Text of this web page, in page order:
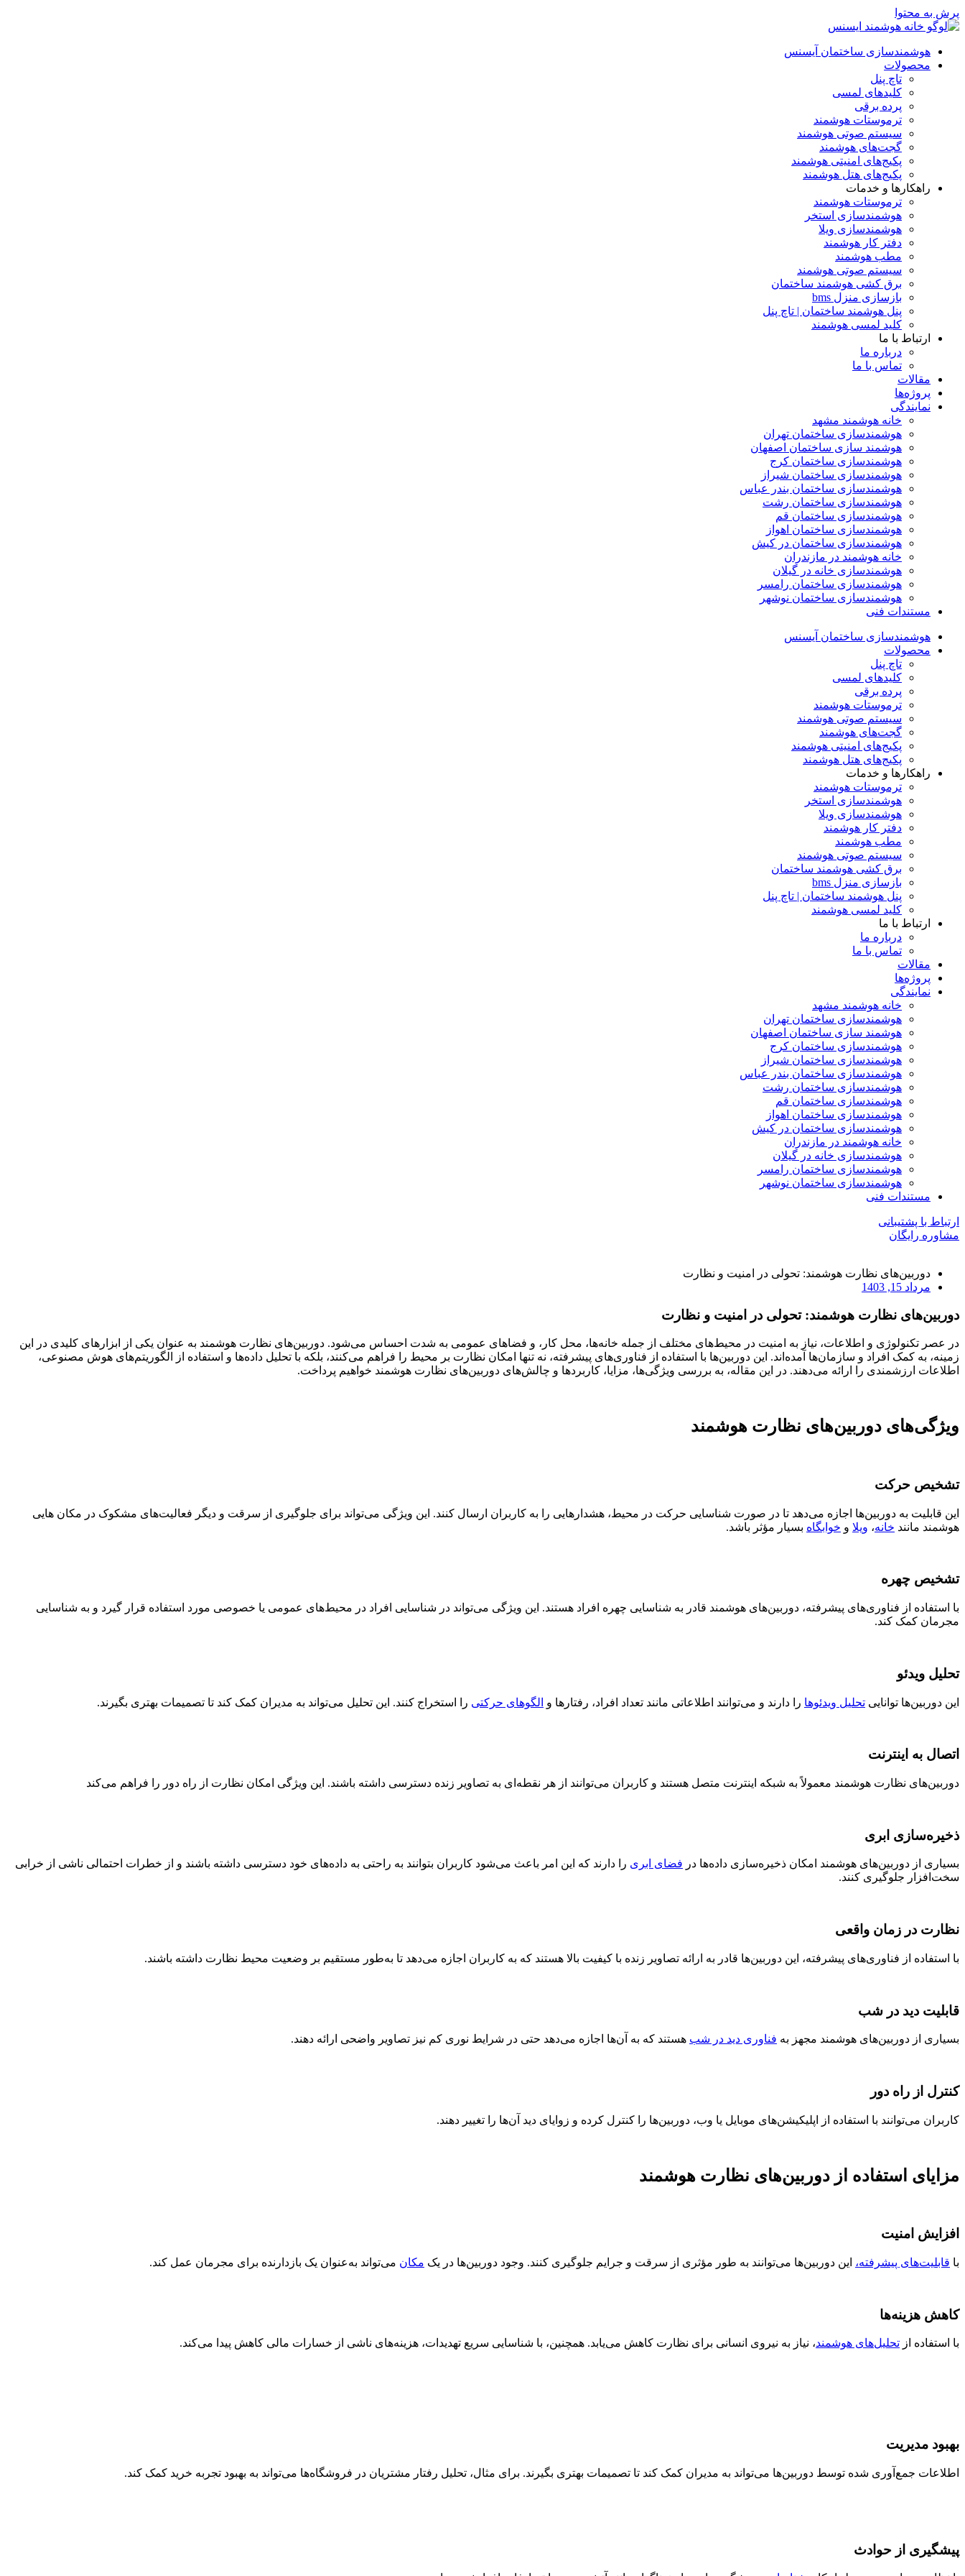
پرش به محتوا
هوشمندسازی ساختمان آیسنس
محصولات
تاچ پنل
کلیدهای لمسی
پرده برقی
ترموستات هوشمند
سیستم صوتی هوشمند
گجت‌های هوشمند
پکیج‌های امنیتی هوشمند
پکیج‌های هتل هوشمند
راهکارها و خدمات
ترموستات هوشمند
هوشمندسازی استخر
هوشمندسازی ویلا
دفتر کار هوشمند
مطب هوشمند
سیستم صوتی هوشمند
برق کشی هوشمند ساختمان
بازسازی منزل bms
پنل هوشمند ساختمان | تاچ پنل
کلید لمسی هوشمند
ارتباط با ما
درباره ما
تماس با ما
مقالات
پروژه‌ها
نمایندگی
خانه هوشمند مشهد
هوشمندسازی ساختمان تهران
هوشمند سازی ساختمان اصفهان
هوشمندسازی ساختمان کرج
هوشمندسازی ساختمان شیراز
هوشمندسازی ساختمان بندر عباس
هوشمندسازی ساختمان رشت
هوشمندسازی ساختمان قم
هوشمندسازی ساختمان اهواز
هوشمندسازی ساختمان در کیش
خانه هوشمند در مازندران
هوشمندسازی خانه در گیلان
هوشمندسازی ساختمان رامسر
هوشمندسازی ساختمان نوشهر
مستندات فنی
هوشمندسازی ساختمان آیسنس
محصولات
تاچ پنل
کلیدهای لمسی
پرده برقی
ترموستات هوشمند
سیستم صوتی هوشمند
گجت‌های هوشمند
پکیج‌های امنیتی هوشمند
پکیج‌های هتل هوشمند
راهکارها و خدمات
ترموستات هوشمند
هوشمندسازی استخر
هوشمندسازی ویلا
دفتر کار هوشمند
مطب هوشمند
سیستم صوتی هوشمند
برق کشی هوشمند ساختمان
بازسازی منزل bms
پنل هوشمند ساختمان | تاچ پنل
کلید لمسی هوشمند
ارتباط با ما
درباره ما
تماس با ما
مقالات
پروژه‌ها
نمایندگی
خانه هوشمند مشهد
هوشمندسازی ساختمان تهران
هوشمند سازی ساختمان اصفهان
هوشمندسازی ساختمان کرج
هوشمندسازی ساختمان شیراز
هوشمندسازی ساختمان بندر عباس
هوشمندسازی ساختمان رشت
هوشمندسازی ساختمان قم
هوشمندسازی ساختمان اهواز
هوشمندسازی ساختمان در کیش
خانه هوشمند در مازندران
هوشمندسازی خانه در گیلان
هوشمندسازی ساختمان رامسر
هوشمندسازی ساختمان نوشهر
مستندات فنی
ارتباط با پشتیبانی
مشاوره رایگان
دوربین‌های نظارت هوشمند: تحولی در امنیت و نظارت
مرداد 15, 1403
دوربین‌های نظارت هوشمند: تحولی در امنیت و نظارت
در عصر تکنولوژی و اطلاعات، نیاز به امنیت در محیط‌های مختلف از جمله خانه‌ها، محل کار، و فضاهای عمومی به شدت احساس می‌شود. دوربین‌های نظارت هوشمند به عنوان یکی از ابزارهای کلیدی در این
زمینه، به کمک افراد و سازمان‌ها آمده‌اند. این دوربین‌ها با استفاده از فناوری‌های پیشرفته، نه تنها امکان نظارت بر محیط را فراهم می‌کنند، بلکه با تحلیل داده‌ها و استفاده از الگوریتم‌های هوش مصنوعی،
اطلاعات ارزشمندی را ارائه می‌دهند. در این مقاله، به بررسی ویژگی‌ها، مزایا، کاربردها و چالش‌های دوربین‌های نظارت هوشمند خواهیم پرداخت.
ویژگی‌های دوربین‌های نظارت هوشمند
تشخیص حرکت
این قابلیت به دوربین‌ها اجازه می‌دهد تا در صورت شناسایی حرکت در محیط، هشدارهایی را به کاربران ارسال کنند. این ویژگی می‌تواند برای جلوگیری از سرقت و دیگر فعالیت‌های مشکوک در مکان هایی
هوشمند مانند خانه، ویلا و خوابگاه بسیار مؤثر باشد.
تشخیص چهره
با استفاده از فناوری‌های پیشرفته، دوربین‌های هوشمند قادر به شناسایی چهره افراد هستند. این ویژگی می‌تواند در شناسایی افراد در محیط‌های عمومی یا خصوصی مورد استفاده قرار گیرد و به شناسایی
مجرمان کمک کند.
تحلیل ویدئو
این دوربین‌ها توانایی تحلیل ویدئوها را دارند و می‌توانند اطلاعاتی مانند تعداد افراد، رفتارها و الگوهای حرکتی را استخراج کنند. این تحلیل می‌تواند به مدیران کمک کند تا تصمیمات بهتری بگیرند.
اتصال به اینترنت
دوربین‌های نظارت هوشمند معمولاً به شبکه اینترنت متصل هستند و کاربران می‌توانند از هر نقطه‌ای به تصاویر زنده دسترسی داشته باشند. این ویژگی امکان نظارت از راه دور را فراهم می‌کند
ذخیره‌سازی ابری
بسیاری از دوربین‌های هوشمند امکان ذخیره‌سازی داده‌ها در فضای ابری را دارند که این امر باعث می‌شود کاربران بتوانند به راحتی به داده‌های خود دسترسی داشته باشند و از خطرات احتمالی ناشی از خرابی
سخت‌افزار جلوگیری کنند.
نظارت در زمان واقعی
با استفاده از فناوری‌های پیشرفته، این دوربین‌ها قادر به ارائه تصاویر زنده با کیفیت بالا هستند که به کاربران اجازه می‌دهد تا به‌طور مستقیم بر وضعیت محیط نظارت داشته باشند.
قابلیت دید در شب
بسیاری از دوربین‌های هوشمند مجهز به فناوری دید در شب هستند که به آن‌ها اجازه می‌دهد حتی در شرایط نوری کم نیز تصاویر واضحی ارائه دهند.
کنترل از راه دور
کاربران می‌توانند با استفاده از اپلیکیشن‌های موبایل یا وب، دوربین‌ها را کنترل کرده و زوایای دید آن‌ها را تغییر دهند.
مزایای استفاده از دوربین‌های نظارت هوشمند
افزایش امنیت
با قابلیت‌های پیشرفته، این دوربین‌ها می‌توانند به طور مؤثری از سرقت و جرایم جلوگیری کنند. وجود دوربین‌ها در یک مکان می‌تواند به‌عنوان یک بازدارنده برای مجرمان عمل کند.
کاهش هزینه‌ها
با استفاده از تحلیل‌های هوشمند، نیاز به نیروی انسانی برای نظارت کاهش می‌یابد. همچنین، با شناسایی سریع تهدیدات، هزینه‌های ناشی از خسارات مالی کاهش پیدا می‌کند.
بهبود مدیریت
اطلاعات جمع‌آوری شده توسط دوربین‌ها می‌تواند به مدیران کمک کند تا تصمیمات بهتری بگیرند. برای مثال، تحلیل رفتار مشتریان در فروشگاه‌ها می‌تواند به بهبود تجربه خرید کمک کند.
پیشگیری از حوادث